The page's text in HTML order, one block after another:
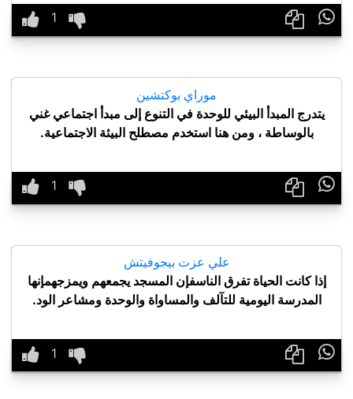

موراي بوكتشين
يتدرج المبدأ البيئي للوحدة في التنوع إلى مبدأ اجتماعي غني
بالوساطة ، ومن هنا استخدم مصطلح البيئة الاجتماعية.

علي عزت بيجوفيتش
إذا كانت الحياة تفرق الناسفإن المسجد يجمعهم ويمزجهمإنها
المدرسة اليومية للتآلف والمساواة والوحدة ومشاعر الود.
